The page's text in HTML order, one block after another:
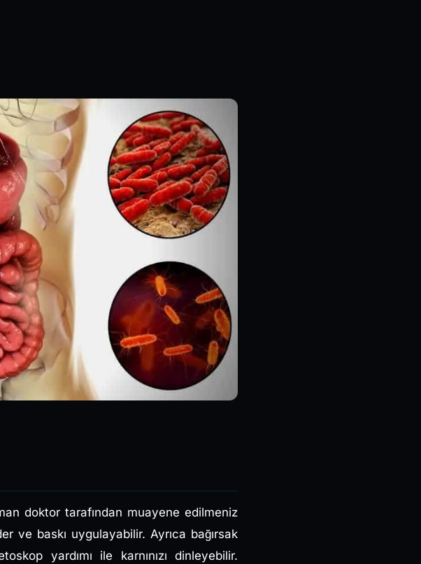
doktor tarafından muayene edilmeniz
ve baskı uygulayabilir. Ayrıca bağırsak
yardımı ile karnınızı dinleyebilir.